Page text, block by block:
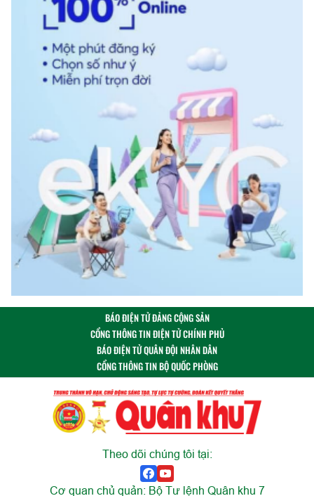
BÁO ĐIỆN TỬ ĐẢNG CỘNG SẢN
CỔNG THÔNG TIN ĐIỆN TỬ CHÍNH PHỦ
BÁO ĐIỆN TỬ QUÂN ĐỘI NHÂN DÂN
CỔNG THÔNG TIN BỘ QUỐC PHÒNG
Theo dõi chúng tôi tại:
Cơ quan chủ quản: Bộ Tư lệnh Quân khu 7